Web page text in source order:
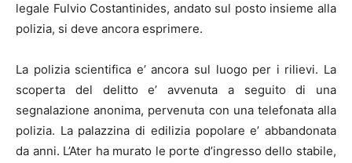
legale Fulvio Costantinides, andato sul posto insieme alla
polizia, si deve ancora esprimere.
La polizia scientifica e’ ancora sul luogo per i rilievi. La
scoperta del delitto e’ avvenuta a seguito di una
segnalazione anonima, pervenuta con una telefonata alla
polizia. La palazzina di edilizia popolare e’ abbandonata
da anni. L’Ater ha murato le porte d’ingresso dello stabile,